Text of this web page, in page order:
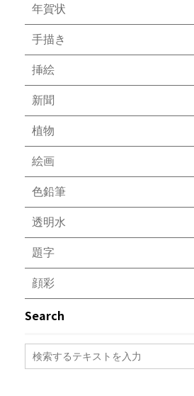
年賀状
手描き
挿絵
新聞
植物
絵画
色鉛筆
透明水
題字
顔彩
Search